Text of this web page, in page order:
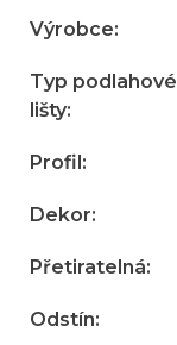
Výrobce:
Typ podlahové
lišty:
Profil:
Dekor:
Přetiratelná:
Odstín: